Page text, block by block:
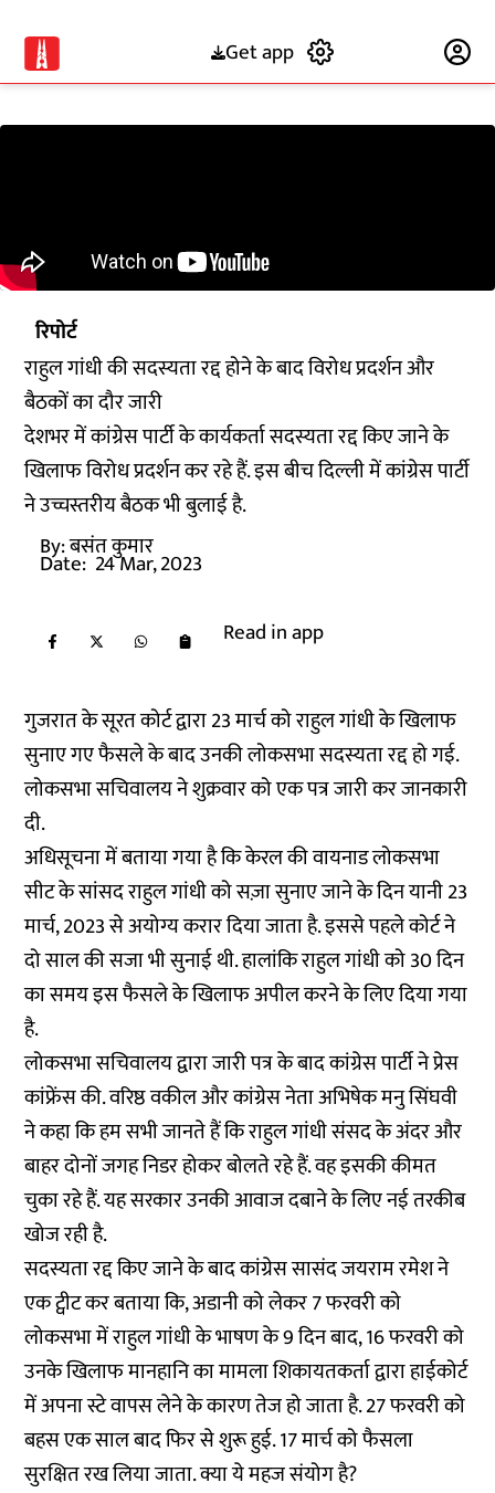
Get app
रिपोर्ट
राहुल गांधी की सदस्यता रद्द होने के बाद विरोध प्रदर्शन और
बैठकों का दौर जारी
देशभर में कांग्रेस पार्टी के कार्यकर्ता सदस्यता रद्द किए जाने के
खिलाफ विरोध प्रदर्शन कर रहे हैं. इस बीच दिल्ली में कांग्रेस पार्टी
ने उच्चस्तरीय बैठक भी बुलाई है.
By:बसंत कुमार
Date: 24 Mar, 2023
Read in app
गुजरात के सूरत कोर्ट द्वारा 23 मार्च को राहुल गांधी के खिलाफ
सुनाए गए फैसले के बाद उनकी लोकसभा सदस्यता रद्द हो गई.
लोकसभा सचिवालय ने शुक्रवार को एक पत्र जारी कर जानकारी
दी.
अधिसूचना में बताया गया है कि केरल की वायनाड लोकसभा
सीट के सांसद राहुल गांधी को सज़ा सुनाए जाने के दिन यानी 23
मार्च, 2023 से अयोग्य करार दिया जाता है. इससे पहले कोर्ट ने
दो साल की सजा भी सुनाई थी. हालांकि राहुल गांधी को 30 दिन
का समय इस फैसले के खिलाफ अपील करने के लिए दिया गया
है.
लोकसभा सचिवालय द्वारा जारी पत्र के बाद कांग्रेस पार्टी ने प्रेस
कांफ्रेंस की. वरिष्ठ वकील और कांग्रेस नेता अभिषेक मनु सिंघवी
ने कहा कि हम सभी जानते हैं कि राहुल गांधी संसद के अंदर और
बाहर दोनों जगह निडर होकर बोलते रहे हैं. वह इसकी कीमत
चुका रहे हैं. यह सरकार उनकी आवाज दबाने के लिए नई तरकीब
खोज रही है.
सदस्यता रद्द किए जाने के बाद कांग्रेस सासंद जयराम रमेश ने
एक ट्वीट कर बताया कि, अडानी को लेकर 7 फरवरी को
लोकसभा में राहुल गांधी के भाषण के 9 दिन बाद, 16 फरवरी को
उनके खिलाफ मानहानि का मामला शिकायतकर्ता द्वारा हाईकोर्ट
में अपना स्टे वापस लेने के कारण तेज हो जाता है. 27 फरवरी को
बहस एक साल बाद फिर से शुरू हुई. 17 मार्च को फैसला
सुरक्षित रख लिया जाता. क्या ये महज संयोग है?